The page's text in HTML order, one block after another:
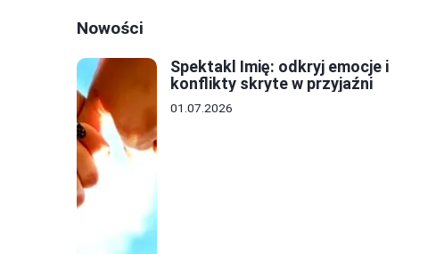
Nowości
Spektakl Imię: odkryj emocje i
konflikty skryte w przyjaźni
01.07.2026